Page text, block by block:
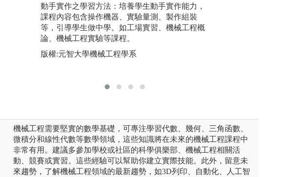
實驗課程：在老師及助教的帶領協助下，學生學
習操做及使用儀器設備、工具、加工機等，實際
進行量測、觀察、加工、製作等作業，並且完成
規定之作品及步驟。實驗課程有工廠實習、電工
實驗、機械材料實驗、熱流實驗等，藉由實驗課
程能夠活用理論基礎課程，達到學以致用。
版權:中國文化大學機械工程學系
動手實作之學習方法：培養學生動手實作能力，
課程內容包含操作機器、實驗量測、製作組裝
等，引導學生做中學。如工場實習、機械工程概
論、機械工程實驗等課程。
版權:元智大學機械工程學系
機械工程需要堅實的數學基礎，可專注學習代數、幾何、三角函數、
微積分和線性代數等數學領域，這些知識將在未來的機械工程課程中
非常有用。建議多參加學校或社區的科學俱樂部、機械工程相關活
動、競賽或實習。這些經驗可以幫助你建立實際技能。此外，留意未
來趨勢，了解機械工程領域的最新趨勢，如3D列印、自動化、人工智